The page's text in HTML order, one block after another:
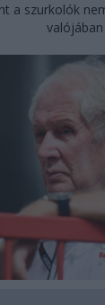
a szurkolók
valójában